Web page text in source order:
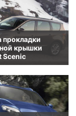
прокладки
крышки
Scenic